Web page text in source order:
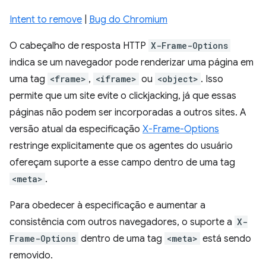
Intent to remove Bug do Chromium
O cabeçalho de resposta HTTP X-Frame-Options
indica se um navegador pode renderizar uma página em
uma tag <frame> , <iframe> ou <object> . Isso
permite que um site evite o clickjacking, já que essas
páginas não podem ser incorporadas a outros sites. A
versão atual da especificação X-Frame-Options
restringe explicitamente que os agentes do usuário
ofereçam suporte a esse campo dentro de uma tag
<meta> .
Para obedecer à especificação e aumentar a
consistência com outros navegadores, o suporte a X-
Frame-Options dentro de uma tag <meta> está sendo
removido.